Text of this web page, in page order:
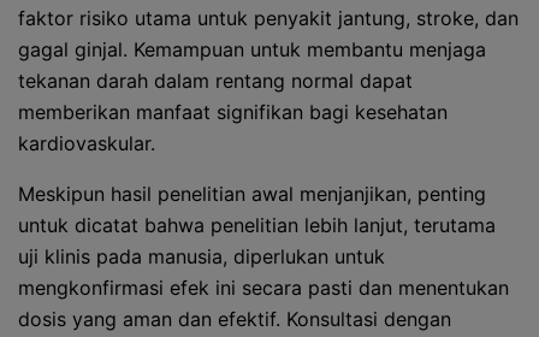
faktor risiko utama untuk penyakit jantung, stroke, dan
gagal ginjal. Kemampuan untuk membantu menjaga
tekanan darah dalam rentang normal dapat
memberikan manfaat signifikan bagi kesehatan
kardiovaskular.
Meskipun hasil penelitian awal menjanjikan, penting
untuk dicatat bahwa penelitian lebih lanjut, terutama
uji klinis pada manusia, diperlukan untuk
mengkonfirmasi efek ini secara pasti dan menentukan
dosis yang aman dan efektif. Konsultasi dengan